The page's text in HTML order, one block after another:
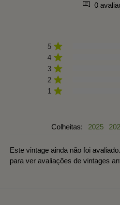
0
5
4
3
2
1
Colheitas: 2025
Este vintage ainda não foi
para ver avaliações de vintages